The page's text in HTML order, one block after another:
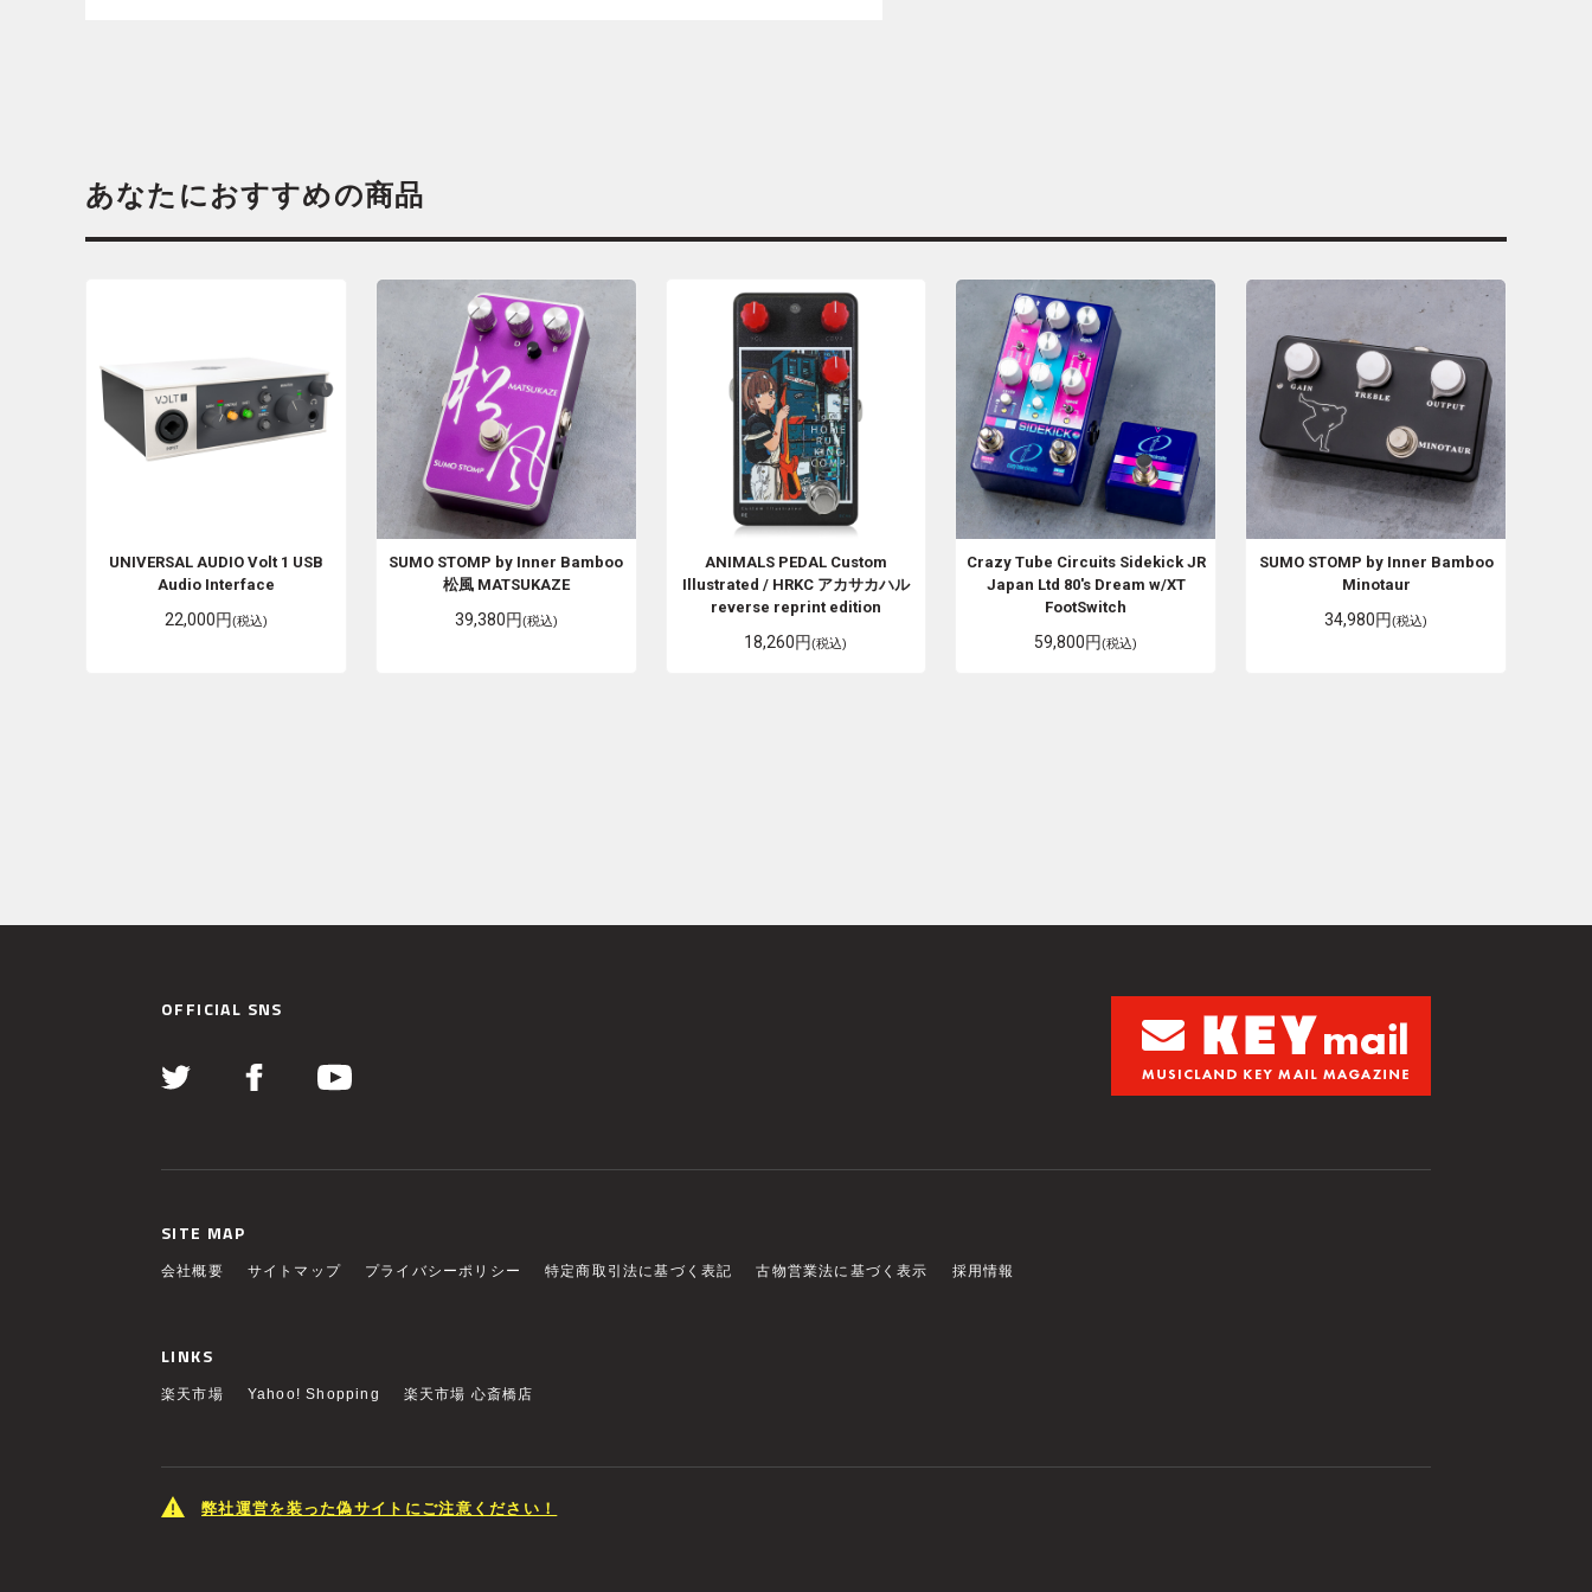
あなたにおすすめの商品
UNIVERSAL AUDIO Volt 1 USB
Audio Interface
22,000円(税込)
SUMO STOMP by Inner Bamboo
松風 MATSUKAZE
39,380円(税込)
ANIMALS PEDAL Custom
Illustrated / HRKC アカサカハル
reverse reprint edition
18,260円(税込)
Crazy Tube Circuits Sidekick JR
Japan Ltd 80's Dream w/XT
FootSwitch
59,800円(税込)
SUMO STOMP by Inner Bamboo
Minotaur
34,980円(税込)
OFFICIAL SNS
SITE MAP
会社概要 サイトマップ プライバシーポリシー 特定商取引法に基づく表記 古物営業法に基づく表示 採用情報
LINKS
楽天市場 Yahoo! Shopping 楽天市場 心斎橋店
弊社運営を装った偽サイトにご注意ください！